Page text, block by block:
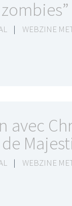
| WEBZINE
avec
| WEBZINE